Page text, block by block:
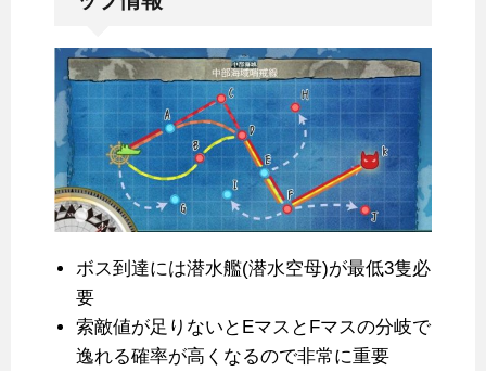
ボス到達には潜水艦(潜水空母)が最低3隻必
要
索敵値が足りないとEマスとFマスの分岐で
逸れる確率が高くなるので非常に重要